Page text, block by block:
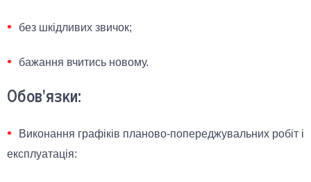
без шкідливих звичок;
бажання вчитись новому.
Обов'язки:
Виконання графіків планово-попереджувальних робіт і
експлуатація: